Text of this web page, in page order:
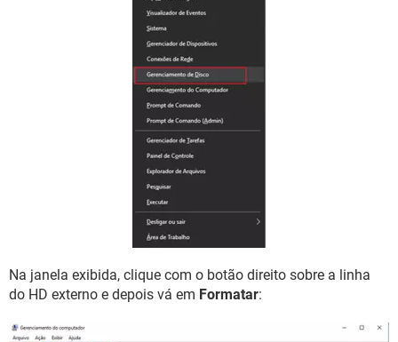
Na janela exibida, clique com o botão direito sobre a linha
do HD externo e depois vá em Formatar: